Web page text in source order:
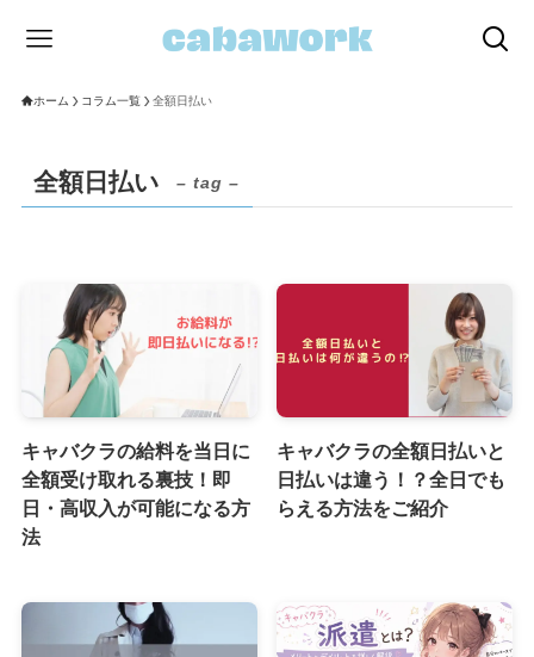
ホーム コラム一覧 全額日払い
全額日払い – tag –
キャバクラの給料を当日に
全額受け取れる裏技！即
日・高収入が可能になる方
法
キャバクラの全額日払いと
日払いは違う！？全日でも
らえる方法をご紹介